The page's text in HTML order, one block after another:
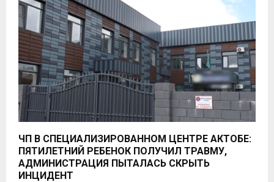
ЧП В СПЕЦИАЛИЗИРОВАННОМ ЦЕНТРЕ АКТОБЕ:
ПЯТИЛЕТНИЙ РЕБЕНОК ПОЛУЧИЛ ТРАВМУ,
АДМИНИСТРАЦИЯ ПЫТАЛАСЬ СКРЫТЬ
ИНЦИДЕНТ